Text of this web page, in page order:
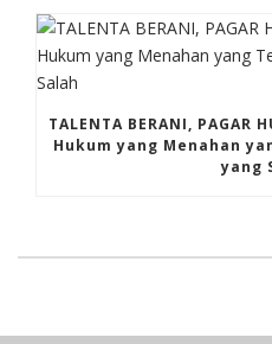
TALENTA BERANI,
Hukum yang Menahan
yang